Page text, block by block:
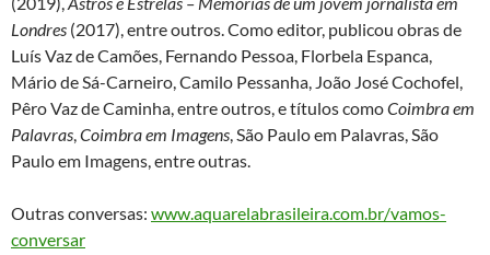
Londres (2017), entre outros. Como editor, publicou obras de
Luís Vaz de Camões, Fernando Pessoa, Florbela Espanca,
Mário de Sá-Carneiro, Camilo Pessanha, João José Cochofel,
Pêro Vaz de Caminha, entre outros, e títulos comoCoimbra em
Palavras,Coimbra em Imagens, São Paulo em Palavras, São
Paulo em Imagens, entre outras.
Outras conversas: www.aquarelabrasileira.com.br/vamos-
conversar